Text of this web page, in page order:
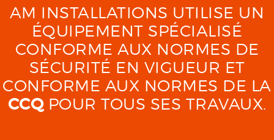
AM INSTALLATIONS UTILISE UN
ÉQUIPEMENT SPÉCIALISÉ
CONFORME AUX NORMES DE
SÉCURITÉ EN VIGUEUR ET
CONFORME AUX NORMES DE LA
CCQPOUR TOUS SES TRAVAUX.